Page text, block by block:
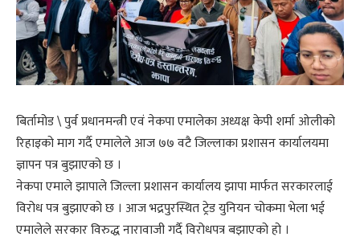
बिर्तामोड \ पुर्व प्रधानमन्त्री एवं नेकपा एमालेका अध्यक्ष केपी शर्मा ओलीको
रिहाइको माग गर्दै एमालेले आज ७७ वटै जिल्लाका प्रशासन कार्यालयमा
ज्ञापन पत्र बुझाएको छ ।
नेकपा एमाले झापाले जिल्ला प्रशासन कार्यालय झापा मार्फत सरकारलाई
विरोध पत्र बुझाएको छ । आज भद्रपुरस्थित ट्रेड युनियन चोकमा भेला भई
एमालेले सरकार विरुद्ध नारावाजी गर्दै विरोधपत्र बझाएको हो ।